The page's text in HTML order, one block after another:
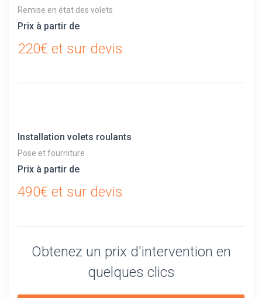
Remise en état des volets
Prix à partir de
220€ et sur devis
Installation volets roulants
Pose et fourniture
Prix à partir de
490€ et sur devis
Obtenez un prix d'intervention en
quelques clics